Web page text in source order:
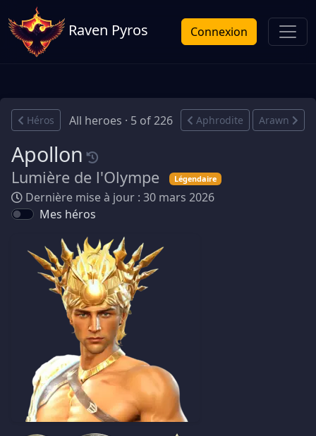
Raven Pyros Connexion
Héros All heroes · 5 of 226 Aphrodite Arawn
Apollon
Lumière de l'Olympe Légendaire
Dernière mise à jour : 30 mars 2026
Mes héros